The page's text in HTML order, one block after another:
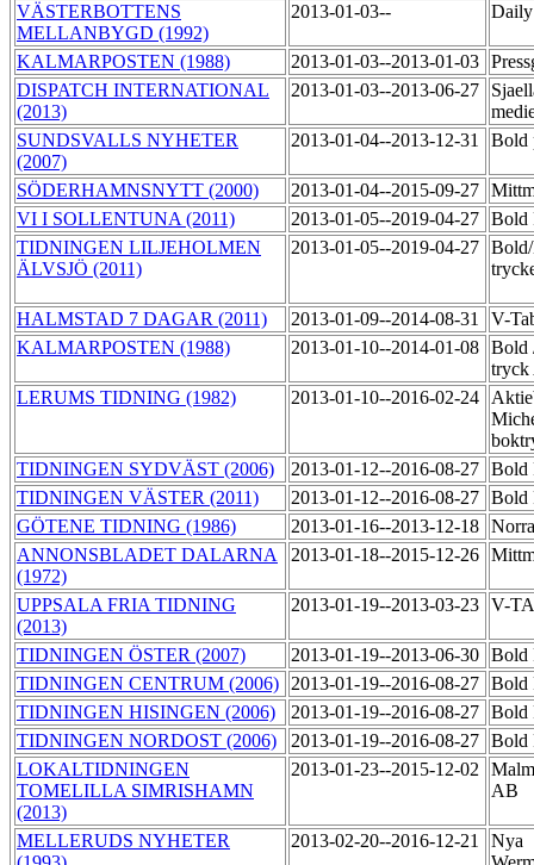
VÄSTERBOTTENS
MELLANBYGD (1992)
2013-01-03--
KALMARPOSTEN (1988) 2013-01-03--2013-01-03
DISPATCH INTERNATIONAL
(2013)
2013-01-03--2013-06-27
SUNDSVALLS NYHETER
(2007)
2013-01-04--2013-12-31 Bold
SÖDERHAMNSNYTT (2000) 2013-01-04--2015-09-27
VI I SOLLENTUNA (2011)
2013-01-05--2019-04-27 Bold
TIDNINGEN LILJEHOLMEN
ÄLVSJÖ (2011)
2013-01-05--2019-04-27
HALMSTAD 7 DAGAR (2011) 2013-01-09--2014-08-31
V-
KALMARPOSTEN (1988)
2013-01-10--2014-01-08 Bold
LERUMS TIDNING (1982)
2013-01-10--2016-02-24
TIDNINGEN SYDVÄST (2006)
2013-01-12--2016-08-27 Bold
TIDNINGEN VÄSTER (2011)
2013-01-12--2016-08-27 Bold
GÖTENE TIDNING (1986)
2013-01-16--2013-12-18
ANNONSBLADET DALARNA
(1972)
2013-01-18--2015-12-26
UPPSALA FRIA TIDNING
(2013)
2013-01-19--2013-03-23 V-
TIDNINGEN ÖSTER (2007) 2013-01-19--2013-06-30 Bold
TIDNINGEN CENTRUM (2006)
2013-01-19--2016-08-27 Bold
TIDNINGEN HISINGEN (2006)
2013-01-19--2016-08-27 Bold
TIDNINGEN NORDOST (2006)
2013-01-19--2016-08-27 Bold
LOKALTIDNINGEN
TOMELILLA SIMRISHAMN
(2013)
2013-01-23--2015-12-02
AB
MELLERUDS NYHETER
2013-02-20--2016-12-21
Nya